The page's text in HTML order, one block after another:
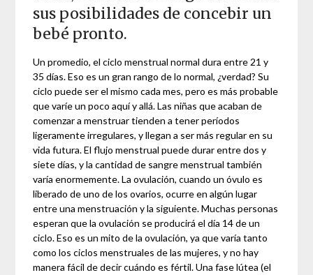
sus posibilidades de concebir un
bebé pronto.
Un promedio, el ciclo menstrual normal dura entre 21 y
35 días. Eso es un gran rango de lo normal, ¿verdad? Su
ciclo puede ser el mismo cada mes, pero es más probable
que varíe un poco aquí y allá. Las niñas que acaban de
comenzar a menstruar tienden a tener períodos
ligeramente irregulares, y llegan a ser más regular en su
vida futura. El flujo menstrual puede durar entre dos y
siete días, y la cantidad de sangre menstrual también
varía enormemente. La ovulación, cuando un óvulo es
liberado de uno de los ovarios, ocurre en algún lugar
entre una menstruación y la siguiente. Muchas personas
esperan que la ovulación se producirá el día 14 de un
ciclo. Eso es un mito de la ovulación, ya que varía tanto
como los ciclos menstruales de las mujeres, y no hay
manera fácil de decir cuándo es fértil. Una fase lútea (el